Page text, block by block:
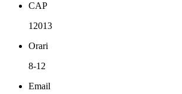
CAP
12013
Orari
8-12
Email